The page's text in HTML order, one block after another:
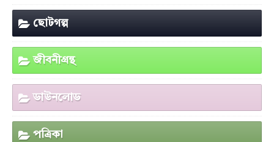
ছোটগল্প
জীবনীগ্রন্থ
ডাউনলোড
পত্রিকা